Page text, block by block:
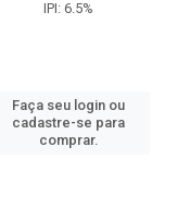
IPI: 6.5%
Faça seu login ou
cadastre-se para
comprar.